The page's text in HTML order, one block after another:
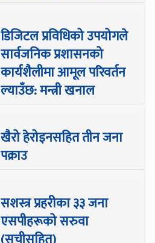
डिजिटल प्रविधिको उपयोगले
सार्वजनिक प्रशासनको
कार्यशैलीमा आमूल परिवर्तन
ल्याउँछ: मन्त्री खनाल
खैरो हेरोइनसहित तीन जना
पक्राउ
सशस्त्र प्रहरीका ३३ जना
एसपीहरूको सरुवा